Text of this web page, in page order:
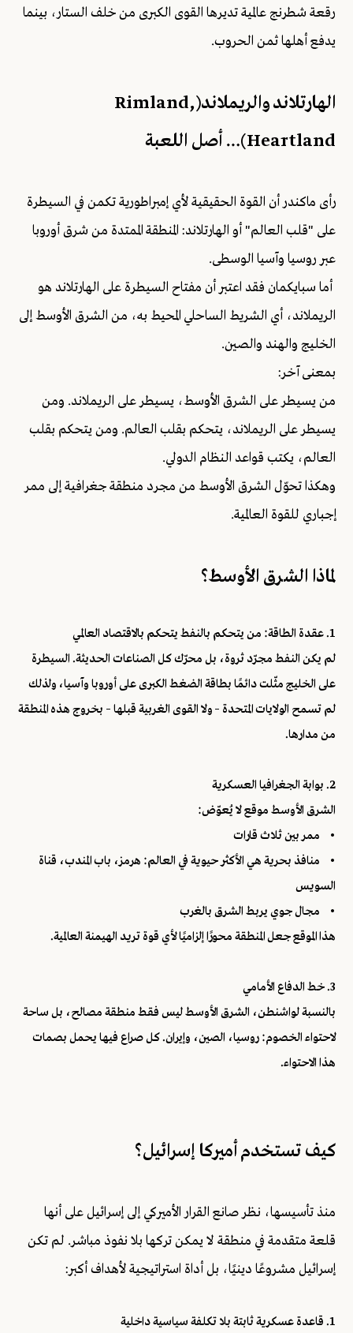
رقعة شطرنج عالمية تديرها القوى الكبرى من خلف الستار، بينما
يدفع أهلها ثمن الحروب.
الهارتلاند والريملاند(Rimland,
Heartland)… أصل اللعبة
رأى ماكندر أن القوة الحقيقية لأي إمبراطورية تكمن في السيطرة
على "قلب العالم" أو الهارتلاند: المنطقة الممتدة من شرق أوروبا
عبر روسيا وآسيا الوسطى.
أما سبايكمان فقد اعتبر أن مفتاح السيطرة على الهارتلاند هو
الريملاند، أي الشريط الساحلي المحيط به، من الشرق الأوسط إلى
الخليج والهند والصين.
بمعنى آخر:
من يسيطر على الشرق الأوسط، يسيطر على الريملاند. ومن
يسيطر على الريملاند، يتحكم بقلب العالم. ومن يتحكم بقلب
العالم، يكتب قواعد النظام الدولي.
وهكذا تحوّل الشرق الأوسط من مجرد منطقة جغرافية إلى ممر
إجباري للقوة العالمية.
لماذا الشرق الأوسط؟
1. عقدة الطاقة: من يتحكم بالنفط يتحكم بالاقتصاد العالمي
لم يكن النفط مجرّد ثروة، بل محرّك كل الصناعات الحديثة. السيطرة
على الخليج مثّلت دائمًا بطاقة الضغط الكبرى على أوروبا وآسيا، ولذلك
لم تسمح الولايات المتحدة – ولا القوى الغربية قبلها – بخروج هذه المنطقة
من مدارها.
2. بوابة الجغرافيا العسكرية
الشرق الأوسط موقع لا يُعوّض:
• ممر بين ثلاث قارات
• منافذ بحرية هي الأكثر حيوية في العالم: هرمز، باب المندب، قناة
السويس
• مجال جوي يربط الشرق بالغرب
هذا الموقع جعل المنطقة محورًا إلزاميًا لأي قوة تريد الهيمنة العالمية.
3. خط الدفاع الأمامي
بالنسبة لواشنطن، الشرق الأوسط ليس فقط منطقة مصالح، بل ساحة
لاحتواء الخصوم: روسيا، الصين، وإيران. كل صراع فيها يحمل بصمات
هذا الاحتواء.
كيف تستخدم أميركا إسرائيل؟
منذ تأسيسها، نظر صانع القرار الأميركي إلى إسرائيل على أنها
قلعة متقدمة في منطقة لا يمكن تركها بلا نفوذ مباشر. لم تكن
إسرائيل مشروعًا دينيًا، بل أداة استراتيجية لأهداف أكبر:
1. قاعدة عسكرية ثابتة بلا تكلفة سياسية داخلية